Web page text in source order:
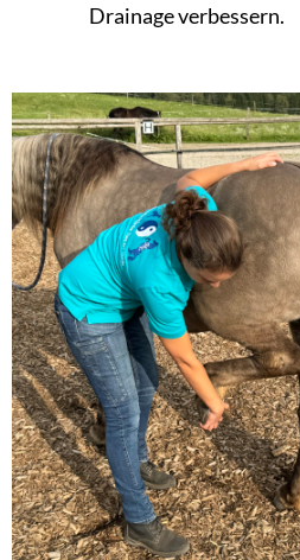
Drainage verbessern.